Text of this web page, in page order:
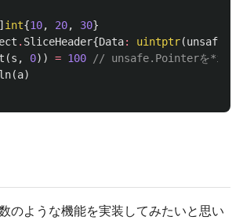
]int{10, 20, 30}
. SliceHeader{Data: uintptr(unsafe
(s , 0)) = 100
// unsafe.Pointerを*intに
(a)
のような機能を実装してみたいと思い